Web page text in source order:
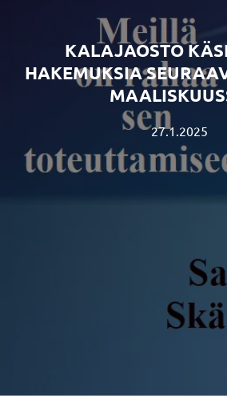
KALAJAOSTO
HAKEMUKSIA
27.1.2025